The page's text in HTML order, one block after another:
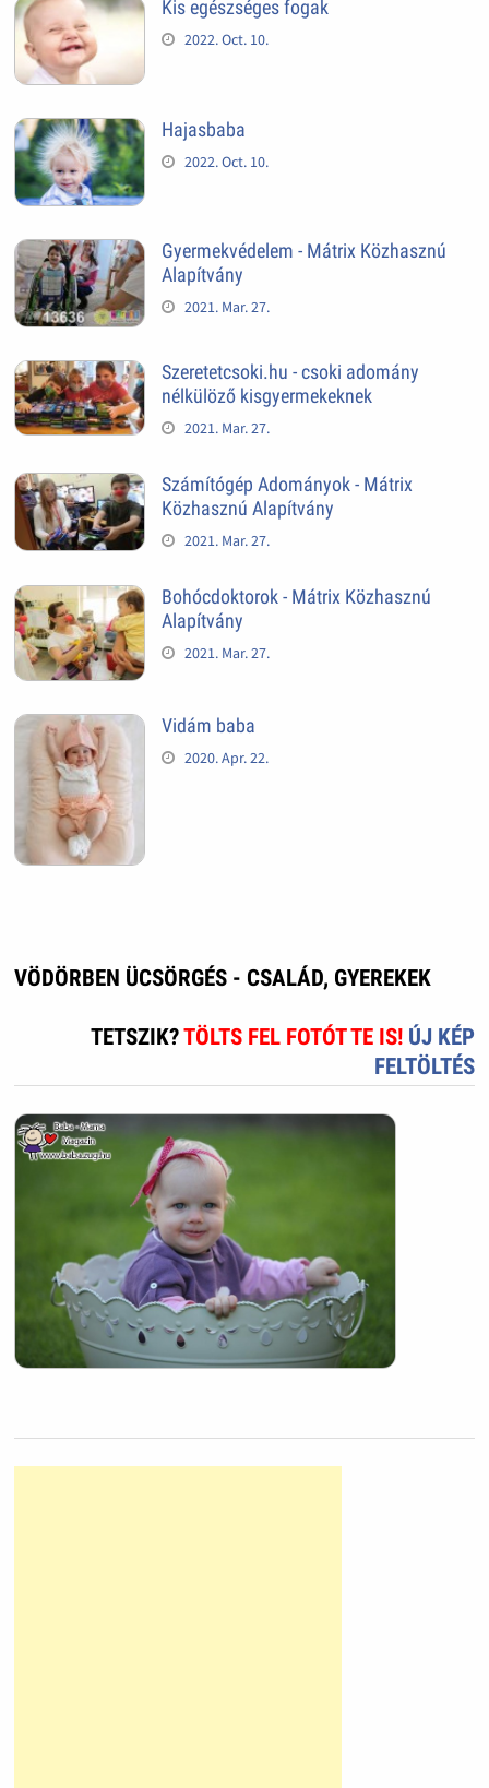
Kis egészséges fogak
2022. Oct. 10.
Hajasbaba
2022. Oct. 10.
Gyermekvédelem - Mátrix Közhasznú
Alapítvány
2021. Mar. 27.
Szeretetcsoki.hu - csoki adomány
nélkülöző kisgyermekeknek
2021. Mar. 27.
Számítógép Adományok - Mátrix
Közhasznú Alapítvány
2021. Mar. 27.
Bohócdoktorok - Mátrix Közhasznú
Alapítvány
2021. Mar. 27.
Vidám baba
2020. Apr. 22.
VÖDÖRBEN ÜCSÖRGÉS - CSALÁD, GYEREKEK
TETSZIK?TÖLTS FEL FOTÓT TE IS! ÚJ KÉP
FELTÖLTÉS